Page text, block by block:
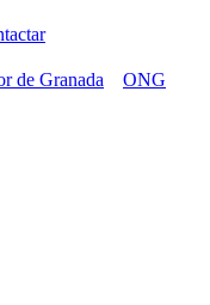
de Granada
ONG